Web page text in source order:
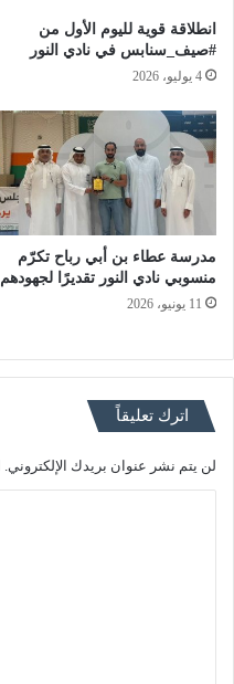
انطلاقة قوية لليوم الأول من
#صيف_سنابس في نادي النور
4 يوليو، 2026
مدرسة عطاء بن أبي رباح تكرّم
منسوبي نادي النور تقديرًا لجهودهم
11 يونيو، 2026
اترك تعليقاً
لن يتم نشر عنوان بريدك الإلكتروني.